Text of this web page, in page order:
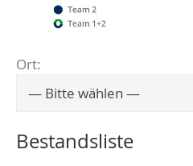
Eckernförde
Heikendorf
Kronshagen
Ort:
Wählen Sie einen Ort, um
Bestandsliste